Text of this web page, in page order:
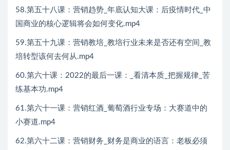
58.第五十八课：营销趋势_年底认知大课：后疫情时代_中
国商业的核心逻辑将会如何变化.mp4
59.第五十九课：营销教培_教培行业未来是否还有空间_教
培转型该何去何从.mp4
60.第六十课：2022的最后一课：_看清本质_把握规律_苦
练基本功.mp4
61.第六十一课：营销红酒_葡萄酒行业专场：大赛道中的
小赛道.mp4
62.第六十二课：营销财务_财务是商业的语言：老板必须